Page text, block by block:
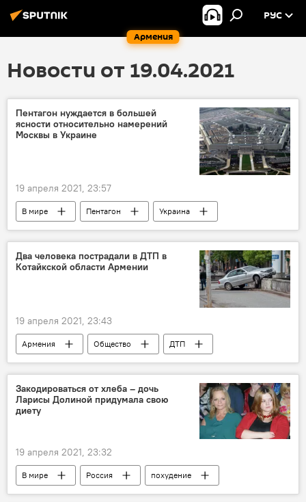
Армения
РУС
Новости от 19.04.2021
Пентагон нуждается в большей
ясности относительно намерений
Москвы в Украине
19 апреля 2021, 23:57
В мире Пентагон Украина
Два человека пострадали в ДТП в
Котайкской области Армении
19 апреля 2021, 23:43
Армения Общество
ДТП
Котайкская область
пострадавшие
Закодироваться от хлеба – дочь
Ларисы Долиной придумала свою
диету
19 апреля 2021, 23:32
В мире Россия
похудение
Лариса Долина